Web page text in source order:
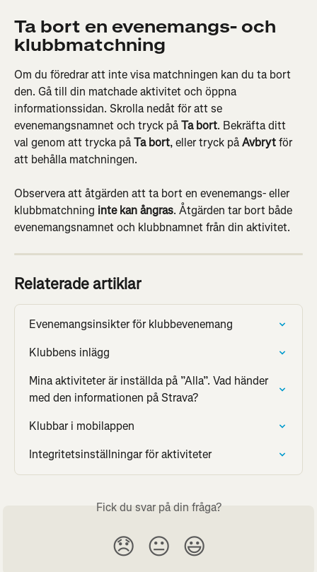
Ta bort en evenemangs- och
klubbmatchning
Om du föredrar att inte visa matchningen kan du ta bort
den. Gå till din matchade aktivitet och öppna
informationssidan. Skrolla nedåt för att se
evenemangsnamnet och tryck på Ta bort. Bekräfta ditt
val genom att trycka på Ta bort, eller tryck på Avbryt för
att behålla matchningen.
Observera att åtgärden att ta bort en evenemangs- eller
klubbmatchning inte kan ångras. Åtgärden tar bort både
evenemangsnamnet och klubbnamnet från din aktivitet.
Relaterade artiklar
Evenemangsinsikter för klubbevenemang
Klubbens inlägg
Mina aktiviteter är inställda på ”Alla”. Vad händer
med den informationen på Strava?
Klubbar i mobilappen
Integritetsinställningar för aktiviteter
Fick du svar på din fråga?
😞 😐 😃